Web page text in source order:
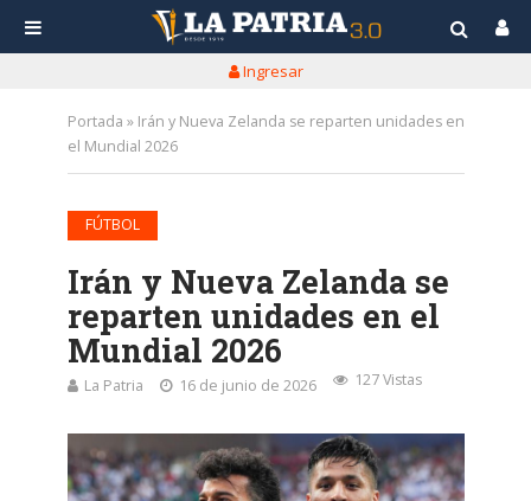
Ingresar
Portada » Irán y Nueva Zelanda se reparten unidades en
el Mundial 2026
FÚTBOL
Irán y Nueva Zelanda se
reparten unidades en el
Mundial 2026
La Patria 16 de junio de 2026 127 Vistas